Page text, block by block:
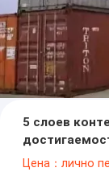
5 слоев
Цена：лично